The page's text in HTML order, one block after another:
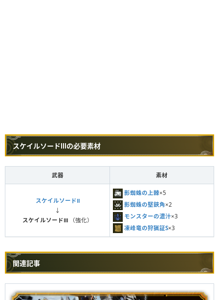
スケイルソードⅢの必要素材
武器 素材
スケイルソードⅡ
↓
スケイルソードⅢ（強化）
影蜘蛛の上棘×5
影蜘蛛の堅鋏角×2
モンスターの濃汁×3
凍峰竜の狩猟証S×3
関連記事